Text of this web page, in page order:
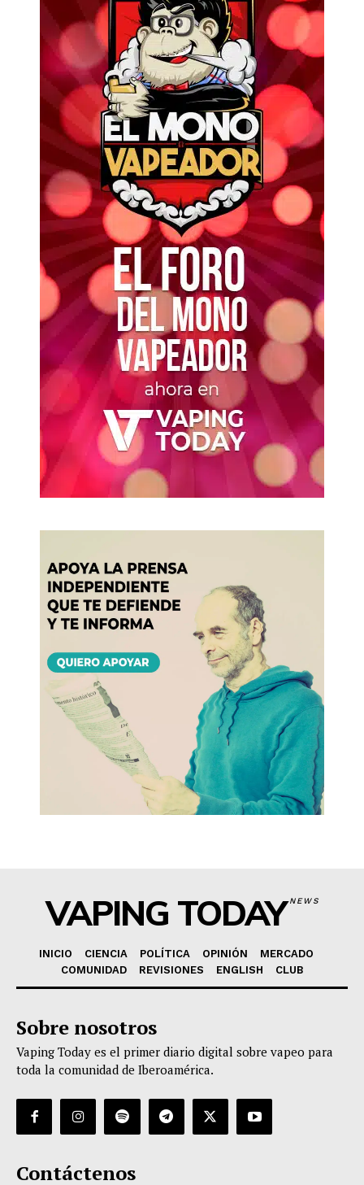
VAPING TODAYNEWS
INICIO CIENCIA POLÍTICA OPINIÓN
MERCADO
COMUNIDAD
REVISIONES ENGLISH CLUB
Sobre nosotros
Vaping Today es el primer diario digital sobre vapeo para
toda la comunidad de Iberoamérica.
Contáctenos